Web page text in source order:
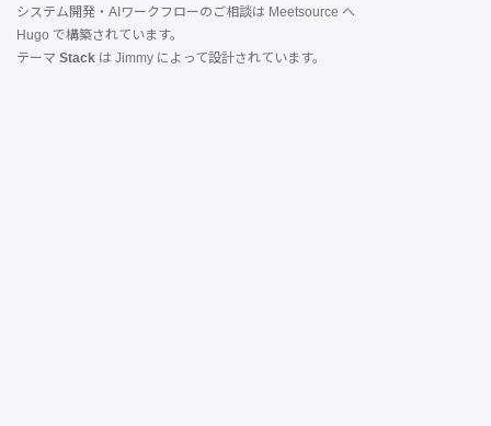
システム開発・AIワークフローのご相談は Meetsource へ
Hugo で構築されています。
テーマ Stack は Jimmy によって設計されています。